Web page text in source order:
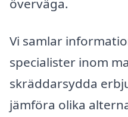
överväga.
Vi samlar
specialister inom
skräddarsydda
jämföra olika